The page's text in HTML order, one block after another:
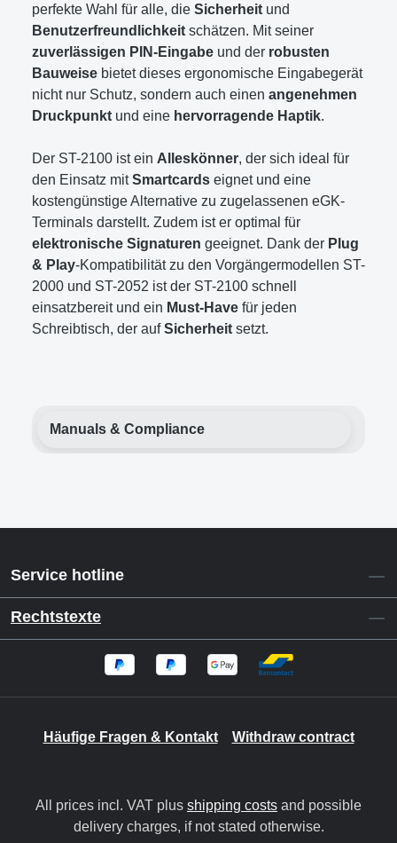
perfekte Wahl für alle, die Sicherheit und
Benutzerfreundlichkeit schätzen. Mit seiner
zuverlässigen PIN-Eingabe und der robusten
Bauweise bietet dieses ergonomische Eingabegerät
nicht nur Schutz, sondern auch einen angenehmen
Druckpunkt und eine hervorragende Haptik.
Der ST-2100 ist ein Alleskönner, der sich ideal für
den Einsatz mitSmartcards eignet und eine
kostengünstige Alternative zu zugelassenen eGK-
Terminals darstellt. Zudem ist er optimal für
elektronische Signaturen geeignet. Dank der Plug
& Play-Kompatibilität zu den Vorgängermodellen ST-
2000 und ST-2052 ist der ST-2100 schnell
einsatzbereit und ein Must-Have für jeden
Schreibtisch, der aufSicherheit setzt.
Manuals & Compliance
Service hotline
Rechtstexte
Häufige Fragen & Kontakt Withdraw contract
All prices incl. VAT plus shipping costs and possible
delivery charges, if not stated otherwise.